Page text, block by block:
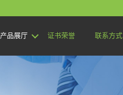
产品展厅 证书荣誉 联系方式